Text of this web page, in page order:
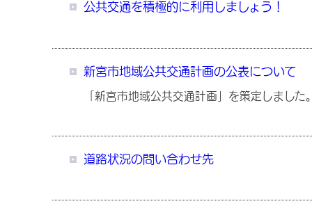
公共交通を積極的に利用しましょう！
新宮市地域公共交通計画の公表について
「新宮市地域公共交通計画」を策定しました。
道路状況の問い合わせ先